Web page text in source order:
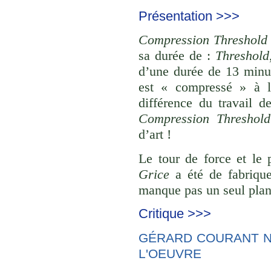
Présentation >>>
Compression
sa durée de : Threshold
d’une durée de 13
est « compressé » à
différence du travail
Compression
d’art !
Le tour de force et le
Grice a été de
manque pas un seul
Critique >>>
GÉRARD COURANT
L'OEUVRE